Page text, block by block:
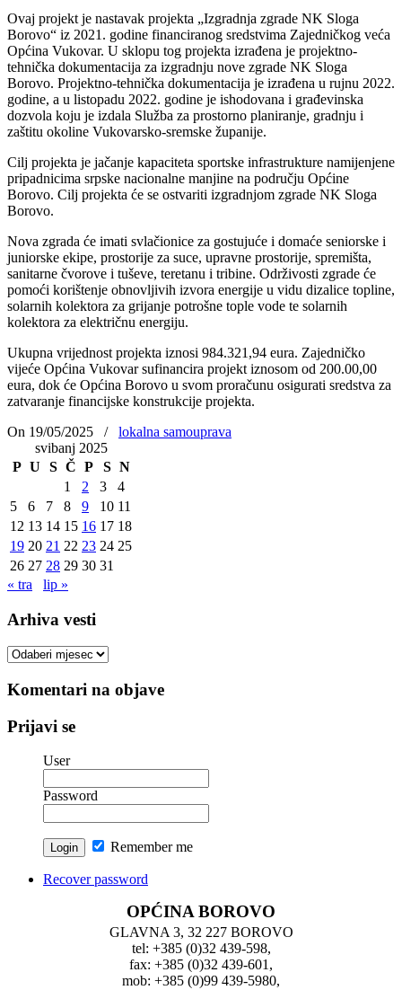
Ovaj projekt je nastavak projekta „Izgradnja zgrade NK Sloga
Borovo“ iz 2021. godine financiranog sredstvima Zajedničkog veća
Općina Vukovar. U sklopu tog projekta izrađena je projektno-
tehnička dokumentacija za izgradnju nove zgrade NK Sloga
Borovo. Projektno-tehnička dokumentacija je izrađena u rujnu 2022.
godine, a u listopadu 2022. godine je ishodovana i građevinska
dozvola koju je izdala Služba za prostorno planiranje, gradnju i
zaštitu okoline Vukovarsko-sremske županije.
Cilj projekta je jačanje kapaciteta sportske infrastrukture namijenjene
pripadnicima srpske nacionalne manjine na području Općine
Borovo. Cilj projekta će se ostvariti izgradnjom zgrade NK Sloga
Borovo.
Nova zgrada će imati svlačionice za gostujuće i domaće seniorske i
juniorske ekipe, prostorije za suce, upravne prostorije, spremišta,
sanitarne čvorove i tuševe, teretanu i tribine. Održivosti zgrade će
pomoći korištenje obnovljivih izvora energije u vidu dizalice topline,
solarnih kolektora za grijanje potrošne tople vode te solarnih
kolektora za električnu energiju.
Ukupna vrijednost projekta iznosi 984.321,94 eura. Zajedničko
vijeće Općina Vukovar sufinancira projekt iznosom od 200.00,00
eura, dok će Općina Borovo u svom proračunu osigurati sredstva za
zatvaranje financijske konstrukcije projekta.
On 19/05/2025
/
lokalna samouprava
svibanj 2025
P U S Č P S N
1
2 3
4
5
6 7 8 9 10 11
12 13 14 15 16 17 18
19 20 21 22 23 24 25
26 27 28 29 30 31
« tra
lip »
Arhiva vesti
Arhiva
Komentari na objave
Prijavi se
User
Password
Remember me
Recover password
OPĆINA BOROVO
GLAVNA 3, 32 227 BOROVO
tel: +385 (0)32 439-598,
fax: +385 (0)32 439-601,
mob: +385 (0)99 439-5980,